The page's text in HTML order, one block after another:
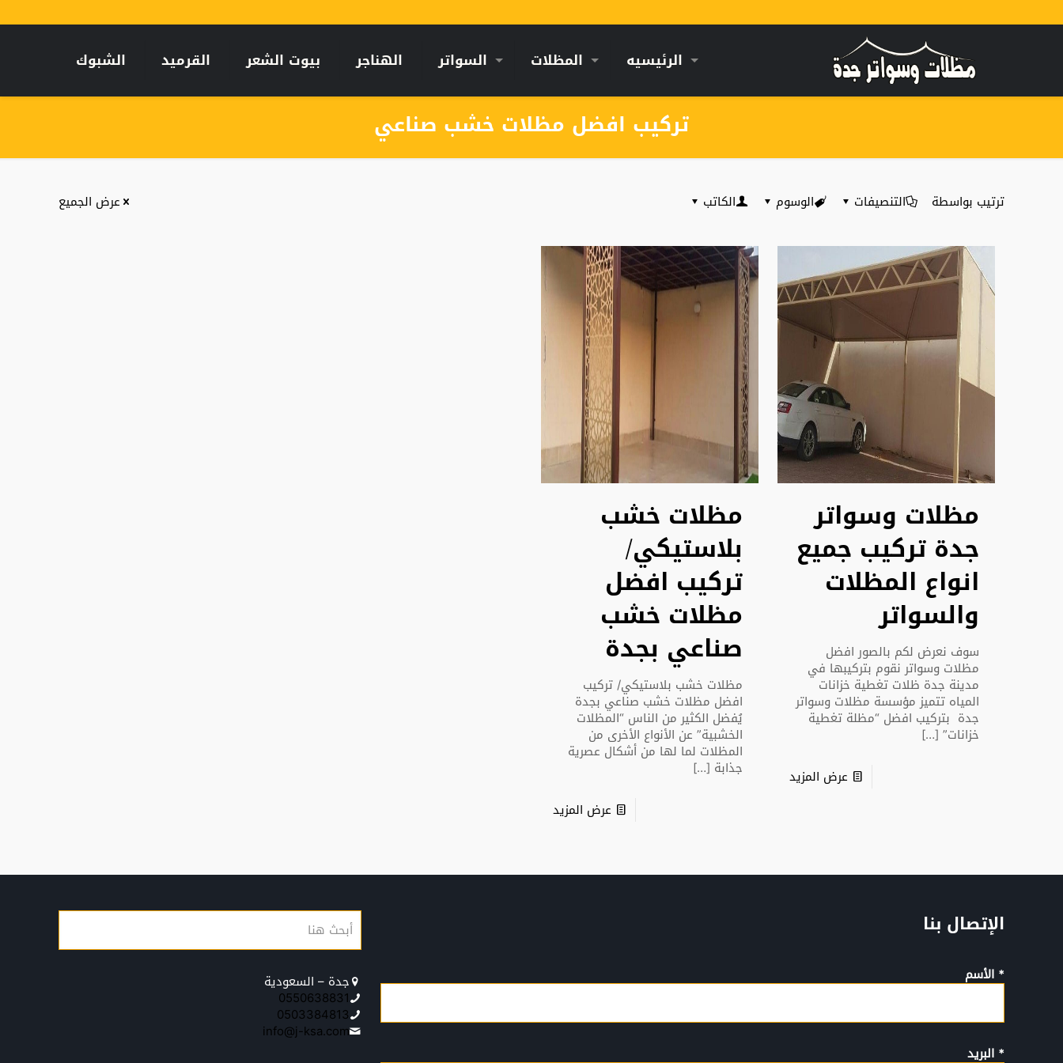
الرئيسيه المظلات السواتر الهناجر بيوت الشعر القرميد الشبوك
تركيب افضل مظلات خشب صناعي
ترتيب بواسطة التنصيفات الوسوم الكاتب عرض الجميع
مظلات وسواتر
جدة تركيب جميع
انواع المظلات
والسواتر
سوف نعرض لكم بالصور افضل
مظلات وسواتر نقوم بتركيبها في
مدينة جدة ظلات تغطية خزانات
المياه تتميز مؤسسة مظلات وسواتر
جدة بتركيب افضل “مظلة تغطية
خزانات”[…]
عرض المزيد
مظلات خشب
بلاستيكي/
تركيب افضل
مظلات خشب
صناعي بجدة
مظلات خشب بلاستيكي/ تركيب
افضل مظلات خشب صناعي بجدة
يُفضل الكثير من الناس “المظلات
الخشبية” عن الأنواع الأخرى من
المظلات لما لها من أشكال عصرية
جذابة […]
عرض المزيد
الإتصال بنا
* الأسم
* البريد
جدة – السعودية
0550638831
0503384813
info@j-ksa.com